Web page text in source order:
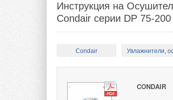
Инструкция на
Condair серии DP 75-200
Condair Увлажнители,
CONDAIR